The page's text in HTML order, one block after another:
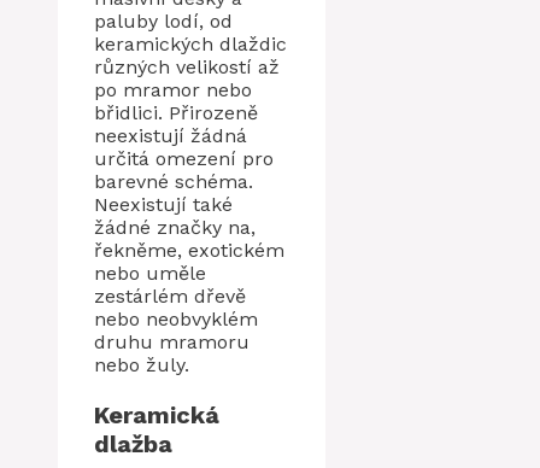
paluby lodí, od
keramických dlaždic
různých velikostí až
po mramor nebo
břidlici. Přirozeně
neexistují žádná
určitá omezení pro
barevné schéma.
Neexistují také
žádné značky na,
řekněme, exotickém
nebo uměle
zestárlém dřevě
nebo neobvyklém
druhu mramoru
nebo žuly.
Keramická
dlažba